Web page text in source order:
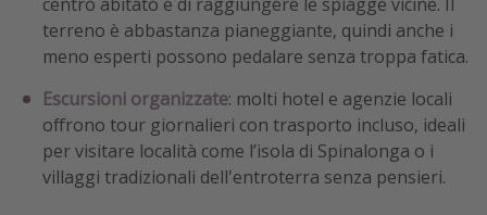
terreno è abbastanza pianeggiante, quindi anche i
meno esperti possono pedalare senza troppa fatica.
Escursioni organizzate: molti hotel e agenzie locali
offrono tour giornalieri con trasporto incluso, ideali
per visitare località come l’isola di Spinalonga o i
villaggi tradizionali dell'entroterra senza pensieri.